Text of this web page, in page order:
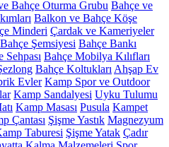
Bahçe Oturma Grubu Bahçe ve
Balkon ve Bahçe Köşe
Minderi Çardak ve Kameriyeler
Bahçe Şemsiyesi Bahçe Bankı
Sehpası Bahçe Mobilya Kılıfları
Bahçe Koltukları Ahşap Ev
Evler Kamp Spor ve Outdoor
Kamp Sandalyesi Uyku Tulumu
Kamp Masası Pusula Kampet
Çantası Şişme Yastık Magnezyum
Taburesi Şişme Yatak Çadır